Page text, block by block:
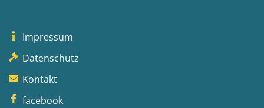
Impressum
Datenschutz
Kontakt
facebook